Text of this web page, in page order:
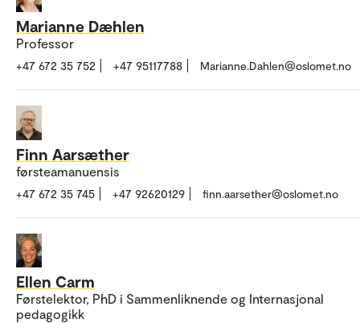
Marianne Dæhlen
Professor
+47 672 35 752 +47 95117788 Marianne.Dahlen@oslomet.no
Finn Aarsæther
førsteamanuensis
+47 672 35 745 +47 92620129 finn.aarsether@oslomet.no
Ellen Carm
Førstelektor, PhD i Sammenliknende og Internasjonal
pedagogikk